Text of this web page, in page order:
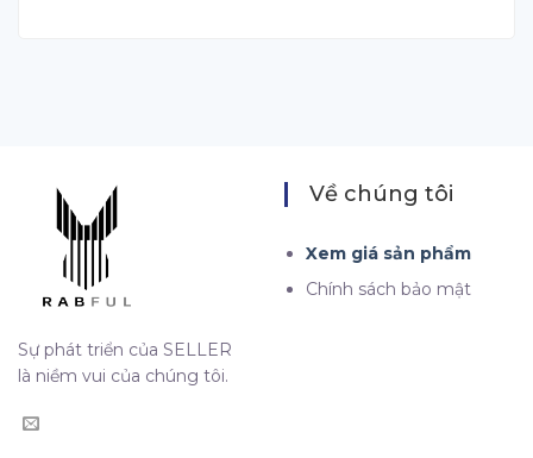
Sự phát triển của SELLER
là niềm vui của chúng tôi.
Về chúng tôi
Xem giá sản phẩm
Chính sách bảo mật